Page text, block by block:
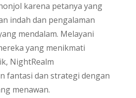
karena petanya yang
indah dan pengalaman
mendalam. Melayani
yang menikmati
NightRealm
fantasi dan strategi dengan
menawan.